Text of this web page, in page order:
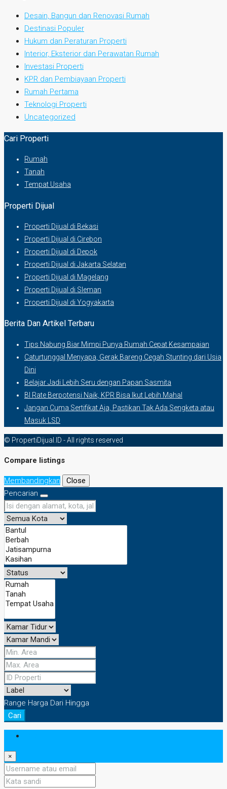
Desain, Bangun dan Renovasi Rumah
Destinasi Populer
Hukum dan Peraturan Properti
Interior, Eksterior dan Perawatan Rumah
Investasi Properti
KPR dan Pembiayaan Properti
Rumah Pertama
Teknologi Properti
Uncategorized
Cari Properti
Rumah
Tanah
Tempat Usaha
Properti Dijual
Properti Dijual di Bekasi
Properti Dijual di Cirebon
Properti Dijual di Depok
Properti Dijual di Jakarta Selatan
Properti Dijual di Magelang
Properti Dijual di Sleman
Properti Dijual di Yogyakarta
Berita Dan Artikel Terbaru
Tips Nabung Biar Mimpi Punya Rumah Cepat Kesampaian
Caturtunggal Menyapa, Gerak Bareng Cegah Stunting dari Usia
Dini
Belajar Jadi Lebih Seru dengan Papan Sasmita
BI Rate Berpotensi Naik, KPR Bisa Ikut Lebih Mahal
Jangan Cuma Sertifikat Aja, Pastikan Tak Ada Sengketa atau
Masuk LSD
© PropertiDijual.ID - All rights reserved
Compare listings
Membandingkan
Close
Pencarian
Range Harga Dari Hingga
Cari
×